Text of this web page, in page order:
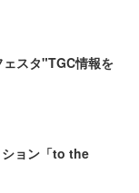
スタ"TGC情報を
ョン「to the